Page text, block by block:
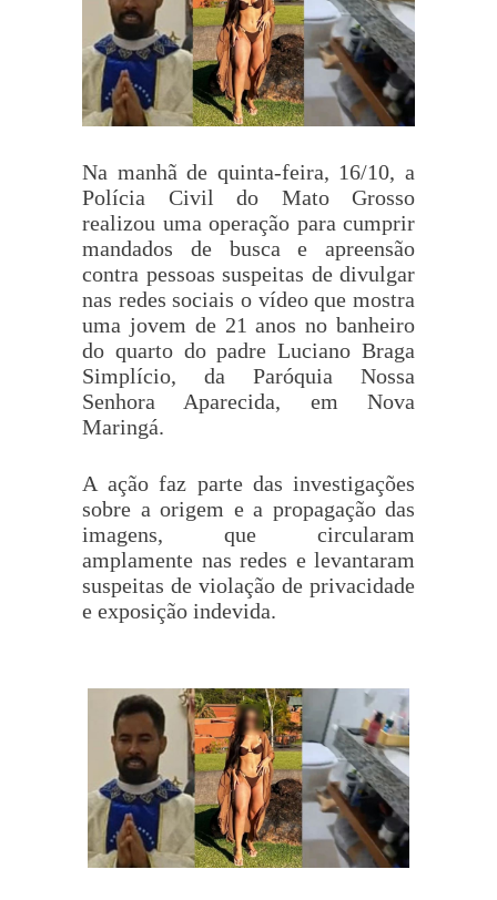
Na manhã de quinta-feira, 16/10, a
Polícia Civil do Mato Grosso
realizou uma operação para cumprir
mandados de busca e apreensão
contra pessoas suspeitas de divulgar
nas redes sociais o vídeo que mostra
uma jovem de 21 anos no banheiro
do quarto do padre Luciano Braga
Simplício, da Paróquia Nossa
Senhora Aparecida, em Nova
Maringá.
A ação faz parte das investigações
sobre a origem e a propagação das
imagens, que circularam
amplamente nas redes e levantaram
suspeitas de violação de privacidade
e exposição indevida.